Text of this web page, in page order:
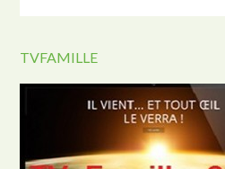
TVFAMILLE